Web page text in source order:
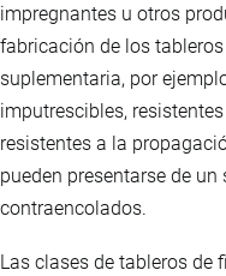
impregnantes u otros
fabricación de los
suplementaria, por
imputrescibles,
resistentes a la
pueden presentarse de
contraencolados.
Las clases de tableros de